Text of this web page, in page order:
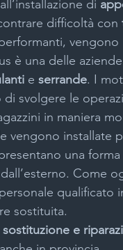
Installazione inferriate
Negozi
Porta basculanti
di sicurezza
Sistemi
di
difficoltà con
è una delle
e serrande. I
di svolgere le
in maniera
vengono installate
una forma
Come
qualificato
sostituita.
sostituzione e